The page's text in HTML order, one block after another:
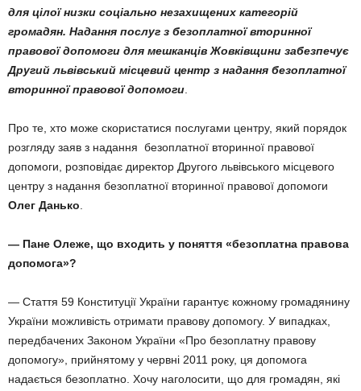
для цілої низки соціально незахищених категорій
громадян. Надання послуг з безоплатної вторинної
правової допомоги для мешканців Жовківщини забезпечує
Другий львівський місцевий центр з надання безоплатної
вторинної правової допомоги
Про те, хто може скористатися послугами центру, який порядок
розгляду заяв з надання безоплатної вторинної правової
допомоги, розповідає директор Другого львівського місцевого
центру з надання безоплатної вторинної правової допомоги
Олег Данько
— Пане Олеже, що входить у поняття «безоплатна правова
допомога»?
— Стаття 59 Конституції України гарантує кожному громадянину
України можливість отримати правову допомогу. У випадках,
передбачених Законом України «Про безоплатну правову
допомогу», прийнятому у червні 2011 року, ця допомога
надається безоплатно. Хочу наголосити, що для громадян, які